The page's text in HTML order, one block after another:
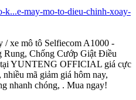
k...e-may-mo-to-dieu-chinh-xoay-
/ xe mô tô Selfiecom A1000 -
Rung, Chống Cướp Giật Điều
YUNTENG OFFICIAL giá cực
mã giảm giá hôm nay,
nhanh chóng, . Mua ngay!